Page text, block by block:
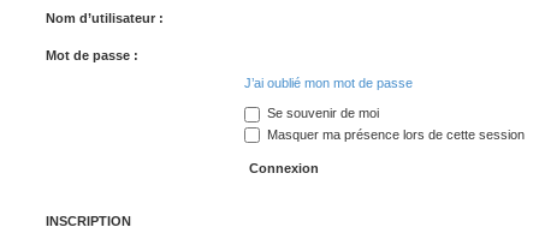
Nom d’utilisateur :
Mot de passe :
J’ai oublié mon mot de passe
Se souvenir de moi
Masquer ma présence lors de cette session
INSCRIPTION